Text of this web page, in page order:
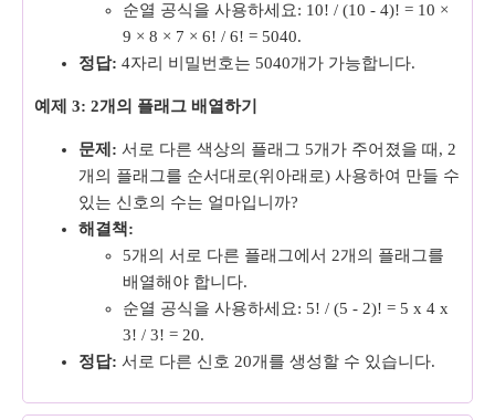
순열 공식을 사용하세요: 10! / (10 - 4)! = 10 ×
9 × 8 × 7 × 6! / 6! = 5040.
정답: 4자리 비밀번호는 5040개가 가능합니다.
예제 3: 2개의 플래그 배열하기
문제: 서로 다른 색상의 플래그 5개가 주어졌을 때, 2
개의 플래그를 순서대로(위아래로) 사용하여 만들 수
있는 신호의 수는 얼마입니까?
해결책:
5개의 서로 다른 플래그에서 2개의 플래그를
배열해야 합니다.
순열 공식을 사용하세요: 5! / (5 - 2)! = 5 x 4 x
3! / 3! = 20.
정답: 서로 다른 신호 20개를 생성할 수 있습니다.